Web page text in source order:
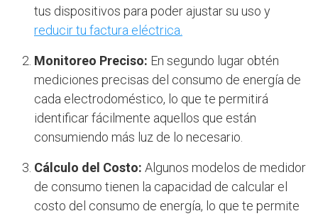
tus dispositivos para poder ajustar su uso y
reducir tu factura eléctrica.
Monitoreo Preciso: En segundo lugar obtén
mediciones precisas del consumo de energía de
cada electrodoméstico, lo que te permitirá
identificar fácilmente aquellos que están
consumiendo más luz de lo necesario.
Cálculo del Costo: Algunos modelos de medidor
de consumo tienen la capacidad de calcular el
costo del consumo de energía, lo que te permite